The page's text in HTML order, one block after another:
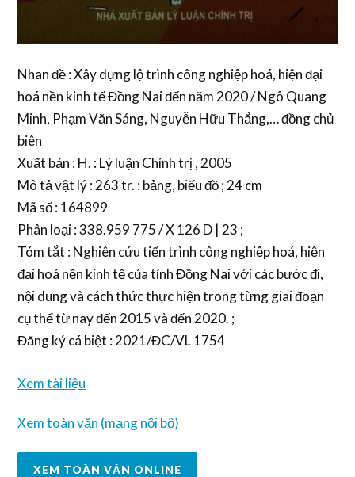
Nhan đề : Xây dựng lộ trình công nghiệp hoá, hiện đại
hoá nền kinh tế Đồng Nai đến năm 2020 / Ngô Quang
Minh, Phạm Văn Sáng, Nguyễn Hữu Thắng,… đồng chủ
biên
Xuất bản : H. : Lý luận Chính trị , 2005
Mô tả vật lý : 263 tr. : bảng, biểu đồ ; 24 cm
Mã số : 164899
Phân loại : 338.959 775 / X 126 D | 23 ;
Tóm tắt : Nghiên cứu tiến trình công nghiệp hoá, hiện
đại hoá nền kinh tế của tỉnh Đồng Nai với các bước đi,
nội dung và cách thức thực hiện trong từng giai đoạn
cụ thể từ nay đến 2015 và đến 2020. ;
Đăng ký cá biệt : 2021/ĐC/VL 1754
Xem tài liệu
Xem toàn văn (mạng nội bộ)
XEM TOÀN VĂN ONLINE